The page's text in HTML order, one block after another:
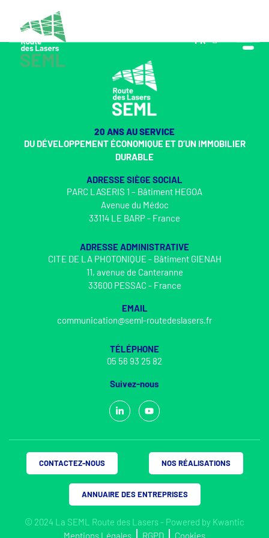
FR
EN
20 ANS AU SERVICE
DU DÉVELOPPEMENT ÉCONOMIQUE ET D’UN IMMOBILIER
DURABLE
ADRESSE SIÈGE SOCIAL
PARC LASERIS 1 – Bâtiment HEGOA
Avenue du Médoc
33114 LE BARP - France
ADRESSE ADMINISTRATIVE
CITE DE LA PHOTONIQUE - Bâtiment GIENAH
11, avenue de Canteranne
33600 PESSAC - France
EMAIL
communication@seml-routedeslasers.fr
TÉLÉPHONE
05 56 93 25 82
Suivez-nous
© 2024 La SEML Route des Lasers - Powered by Kwantic
Mentions Légales
RGPD Cookies
CONTACTEZ-NOUS NOS RÉALISATIONS
ANNUAIRE DES ENTREPRISES